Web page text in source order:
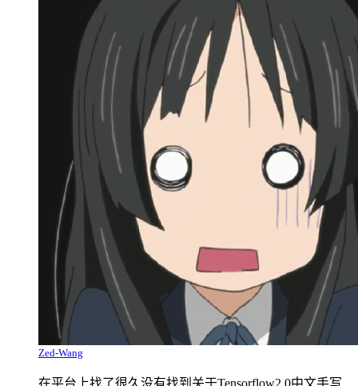
Zed-Wang